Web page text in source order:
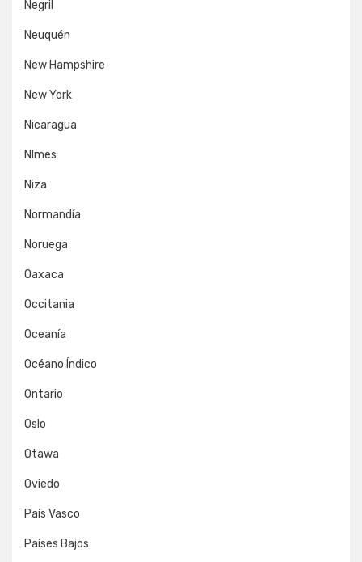
Negril
Neuquén
New Hampshire
New York
Nicaragua
NImes
Niza
Normandía
Noruega
Oaxaca
Occitania
Oceanía
Océano Índico
Ontario
Oslo
Otawa
Oviedo
País Vasco
Países Bajos